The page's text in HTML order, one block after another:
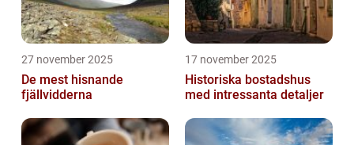
27 november 2025
De mest hisnande
fjällvidderna
17 november 2025
Historiska bostadshus
med intressanta detaljer